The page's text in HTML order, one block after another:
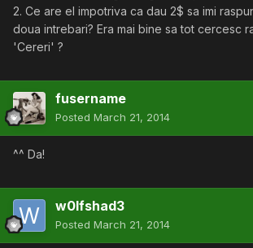
2. Ce are el impotriva ca dau 2$ sa imi
doua intrebari? Era mai bine sa tot cercesc
'Cereri' ?
fusername
Posted March 21, 2014
^^ Da!
w0lfshad3
Posted March 21, 2014